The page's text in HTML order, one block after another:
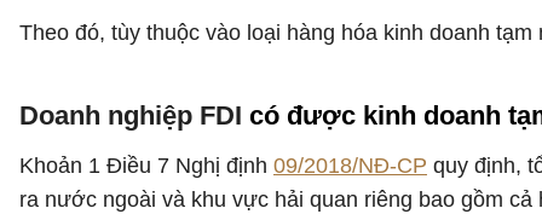
Theo đó, tùy thuộc vào loại hàng hóa kinh doanh
Doanh nghiệp FDI có được kinh doanh
Khoản 1 Điều 7 Nghị định 09/2018/NĐ-CP quy định,
ra nước ngoài và khu vực hải quan riêng bao gồm